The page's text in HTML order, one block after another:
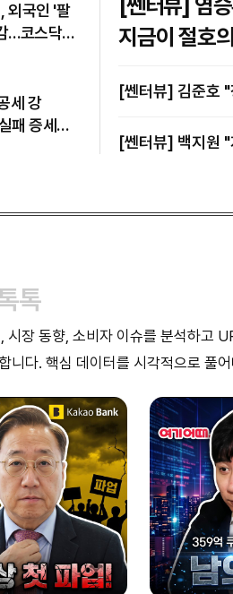
[쎈터뷰] 염승환 "'삼전닉스' 반도체 사이클 계속 간다…
지금이 절호
[쎈터뷰]
[쎈터뷰] 백지원
…코스닥도
세 강
패 증세로
톡
시장 동향, 소비자 이슈를 분석하고
니다. 핵심 데이터를 시각적으로 풀